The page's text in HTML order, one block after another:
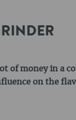
of money in a
on the